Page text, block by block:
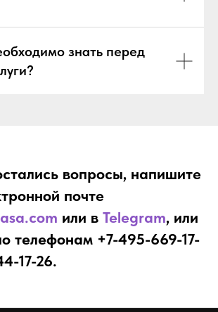
знать перед
вопросы, напишите
почте
или в Telegram, или
телефонам +7-495-669-17-
17-26.